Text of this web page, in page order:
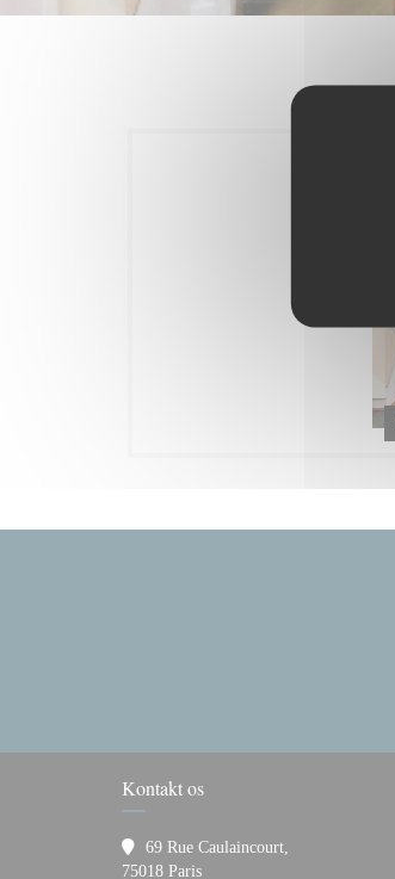
Kontakt os
69 Rue Caulaincourt,
75018 Paris((åbner i et nyt vindue))